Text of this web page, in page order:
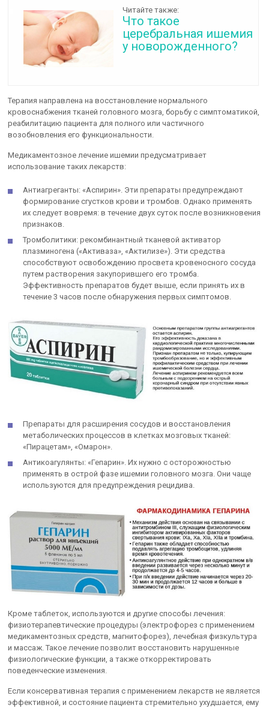
Читайте также:
Что такое
церебральная ишемия
у новорожденного?
Терапия направлена на восстановление нормального
кровоснабжения тканей головного мозга, борьбу с симптоматикой,
реабилитацию пациента для полного или частичного
возобновления его функциональности.
Медикаментозное лечение ишемии предусматривает
использование таких лекарств:
Антиагреганты: «Аспирин». Эти препараты предупреждают
формирование сгустков крови и тромбов. Однако применять
их следует вовремя: в течение двух суток после возникновения
признаков.
Тромболитики: рекомбинантный тканевой активатор
плазминогена («Активаза», «Актилизе»). Эти средства
способствуют освобождению просвета кровеносного сосуда
путем растворения закупорившего его тромба.
Эффективность препаратов будет выше, если принять их в
течение 3 часов после обнаружения первых симптомов.
Препараты для расширения сосудов и восстановления
метаболических процессов в клетках мозговых тканей:
«Пирацетам», «Омарон».
Антикоагулянты: «Гепарин». Их нужно с осторожностью
применять в острой фазе ишемии головного мозга. Они чаще
используются для предупреждения рецидива.
Кроме таблеток, используются и другие способы лечения:
физиотерапевтические процедуры (электрофорез с применением
медикаментозных средств, магнитофорез), лечебная физкультура
и массаж. Такое лечение позволит восстановить нарушенные
физиологические функции, а также откорректировать
поведенческие изменения.
Если консервативная терапия с применением лекарств не является
эффективной, и состояние пациента стремительно ухудшается, ему